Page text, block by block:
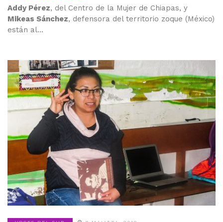
Addy Pérez, del Centro de la Mujer de Chiapas, y
Mikeas Sánchez, defensora del territorio zoque (México)
están al...